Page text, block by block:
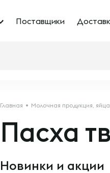
Поставщики
Главная Молочная продукция, яйца
Пасха
Новинки и акции